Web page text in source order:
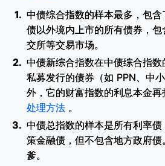
中债综合指数的样本最多，包
债以外境内上市的所有债券，
交所等交易市场。
中债新综合指数在中债综合指
私募发行的债券（如 PPN、中
外，它的财富指数的利息本金再
处理方法 。
中债总指数的样本是所有利率
策金融债，但不包含地方政府
爹。